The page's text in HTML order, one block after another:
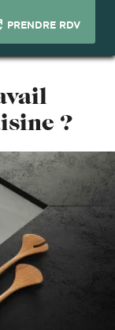
PRENDRE RDV
?